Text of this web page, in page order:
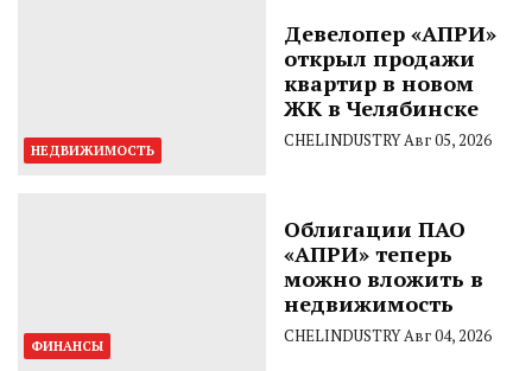
НЕДВИЖИМОСТЬ
Девелопер «АПРИ»
открыл продажи
квартир в новом
ЖК в Челябинске
CHELINDUSTRYАвг 05, 2026
ФИНАНСЫ
Облигации ПАО
«АПРИ» теперь
можно вложить в
недвижимость
CHELINDUSTRYАвг 04, 2026